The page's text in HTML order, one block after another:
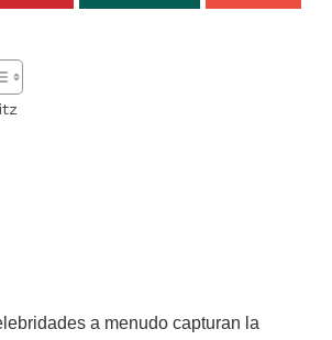
a menudo capturan la